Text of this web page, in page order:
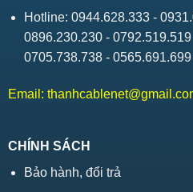
Hotline: 0944.628.333 -
0896.230.230 -
0705.738.738 -
Email:
CHÍNH SÁCH
Bảo hành, đổi trả